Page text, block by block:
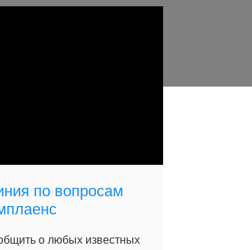
по вопросам
о любых известных